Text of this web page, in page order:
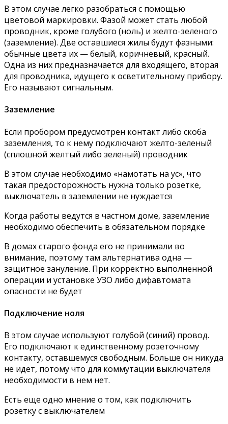
В этом случае легко разобраться с помощью
цветовой маркировки. Фазой может стать любой
проводник, кроме голубого (ноль) и желто-зеленого
(заземление). Две оставшиеся жилы будут фазными:
обычные цвета их — белый, коричневый, красный.
Одна из них предназначается для входящего, вторая
для проводника, идущего к осветительному прибору.
Его называют сигнальным.
Заземление
Если пробором предусмотрен контакт либо скоба
заземления, то к нему подключают желто-зеленый
(сплошной желтый либо зеленый) проводник
В этом случае необходимо «намотать на ус», что
такая предосторожность нужна только розетке,
выключатель в заземлении не нуждается
Когда работы ведутся в частном доме, заземление
необходимо обеспечить в обязательном порядке
В домах старого фонда его не принимали во
внимание, поэтому там альтернатива одна —
защитное зануление. При корректно выполненной
операции и установке УЗО либо дифавтомата
опасности не будет
Подключение ноля
В этом случае используют голубой (синий) провод.
Его подключают к единственному розеточному
контакту, оставшемуся свободным. Больше он никуда
не идет, потому что для коммутации выключателя
необходимости в нем нет.
Есть еще одно мнение о том, как подключить
розетку с выключателем